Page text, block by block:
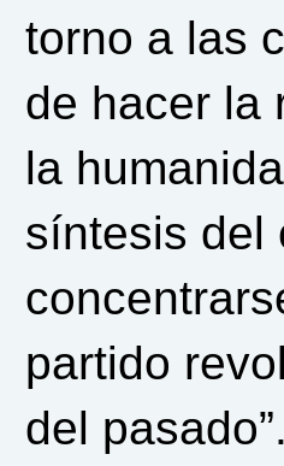
torno a las
de hacer la
la
síntesis del
partido
del